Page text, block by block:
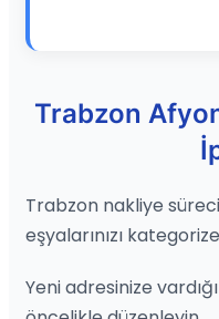
Trabzon
Trabzon nakliye
eşyalarınızı
Yeni adresinize